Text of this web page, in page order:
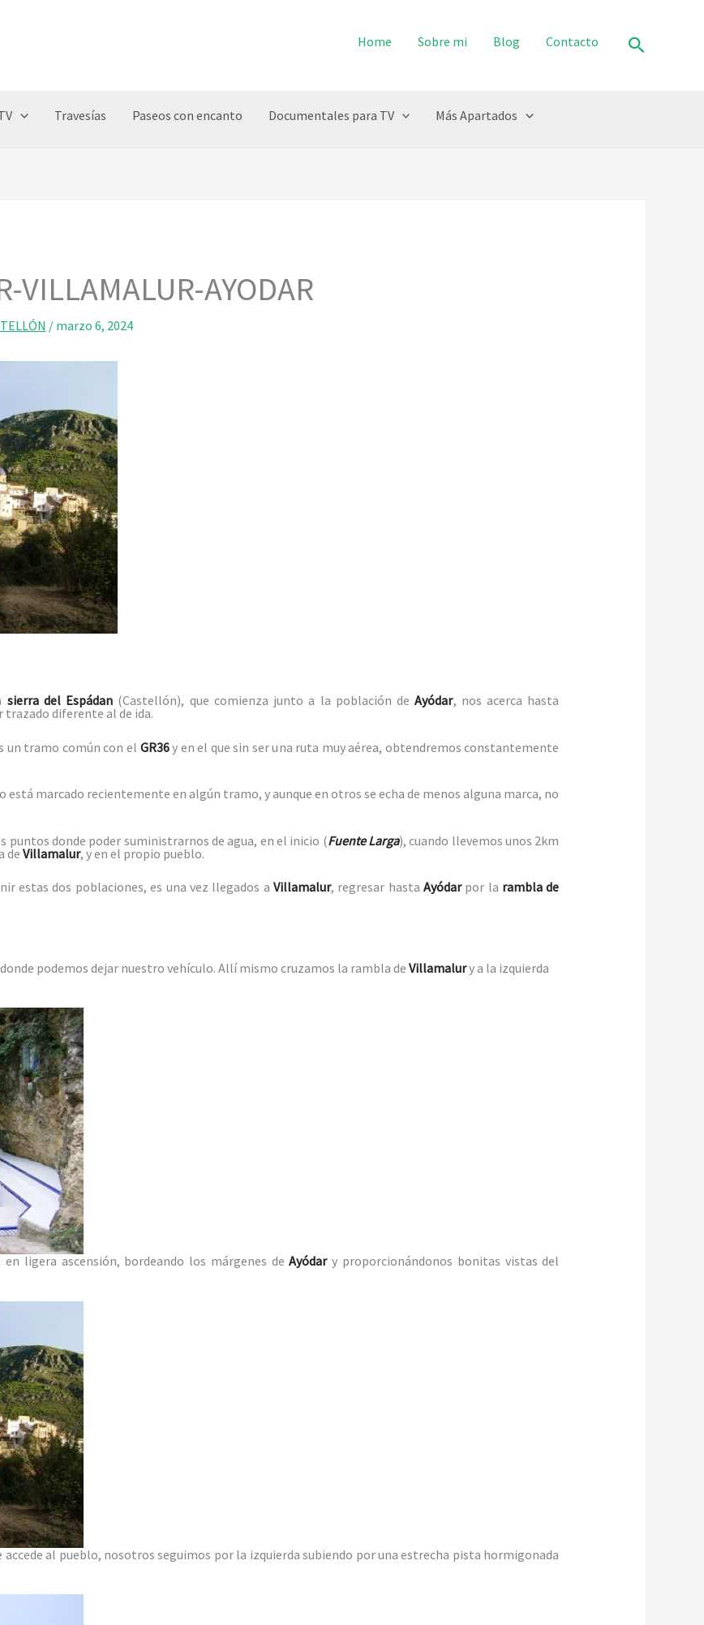
Home Sobre mi Blog Contacto Buscar
Travesías Paseos con encanto Documentales para TV Más Apartados
VILLAMALUR-AYODAR
/ marzo 6, 2024
sierra del Espádan (Castellón), que comienza junto a la población de Ayódar, nos acerca hasta
trazado diferente al de ida.
un tramo común con el GR36y en el que sin ser una ruta muy aérea, obtendremos constantemente
está marcado recientemente en algún tramo, y aunque en otros se echa de menos alguna marca, no
puntos donde poder suministrarnos de agua, en el inicio (Fuente Larga), cuando llevemos unos 2km
deVillamalur, y en el propio pueblo.
estas dos poblaciones, es una vez llegados a Villamalur, regresar hasta Ayódarpor la rambla de
podemos dejar nuestro vehículo. Allí mismo cruzamos la rambla de Villamalury a la izquierda
ligera ascensión, bordeando los márgenes deAyódary proporcionándonos bonitas vistas del
accede al pueblo, nosotros seguimos por la izquierda subiendo por una estrecha pista hormigonada